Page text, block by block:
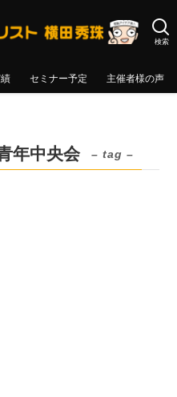
検索
セミナー予定 主催者様の声
年中央会 – tag –